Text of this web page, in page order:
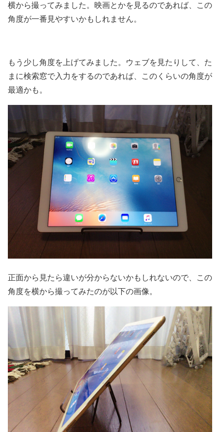
横から撮ってみました。映画とかを見るのであれば、この
角度が一番見やすいかもしれません。
もう少し角度を上げてみました。ウェブを見たりして、た
まに検索窓で入力をするのであれば、このくらいの角度が
最適かも。
正面から見たら違いが分からないかもしれないので、この
角度を横から撮ってみたのが以下の画像。